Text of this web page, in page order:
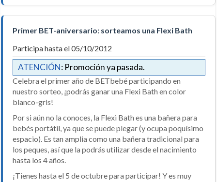
Primer BET-aniversario: sorteamos una Flexi Bath
Participa hasta el 05/10/2012
ATENCIÓN: Promoción ya pasada.
Celebra el primer año de BETbebé participando en
nuestro sorteo, ¡podrás ganar una Flexi Bath en color
blanco-gris!
Por si aún no la conoces, la Flexi Bath es una bañera para
bebés portátil, ya que se puede plegar (y ocupa poquísimo
espacio). Es tan amplia como una bañera tradicional para
los peques, así que la podrás utilizar desde el nacimiento
hasta los 4 años.
¡Tienes hasta el 5 de octubre para participar! Y es muy